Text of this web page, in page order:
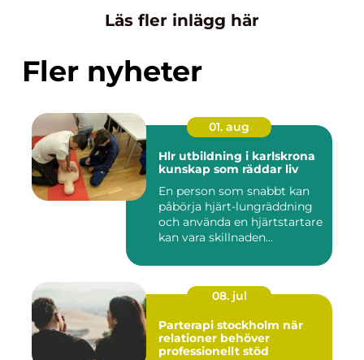
Läs fler inlägg här
Fler nyheter
01. aug
Hlr utbildning i karlskrona
kunskap som räddar liv
En person som snabbt kan
påbörja hjärt-lungräddning
och använda en hjärtstartare
kan vara skillnaden...
08. jul
Parterapi stockholm när
relationer behöver
professionellt stöd